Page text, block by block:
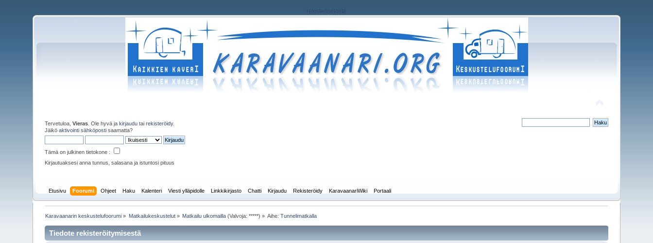
rekisteriseloste
Tervetuloa,Vieras . Ole hyvä jakirjaudu tairekisteröidy.
Jäiköaktivointi sähköposti saamatta?
Tämä on julkinen tietokone :
Kirjautuaksesi anna tunnus, salasana ja istuntosi pituus
Etusivu Foorumi Ohjeet Haku Kalenteri Viesti ylläpidolle Linkkikirjasto Chatti Kirjaudu Rekisteröidy KaravaanariWiki Portaali
Karavaanarin keskustelufoorumi » Matkailukeskustelut» Matkailu ulkomailla (Valvoja: *****) » Aihe:Tunnelimatkalla
Tiedote rekisteröitymisestä